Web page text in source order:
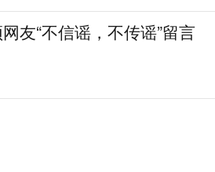
友“不信谣，不传谣”留言